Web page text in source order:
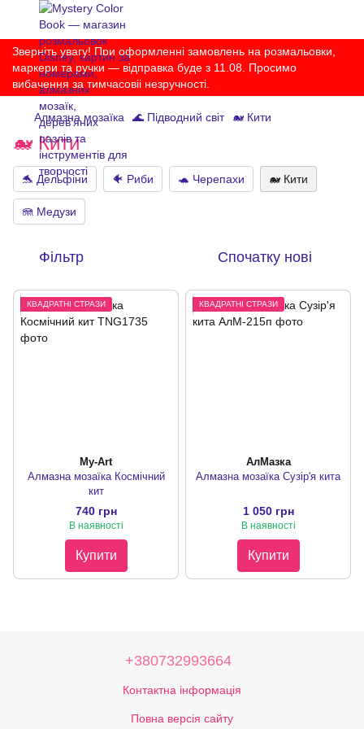
Зверніть увагу! При оформленні замовлень на розмальовки,
маркери та ручки — відправка буде з 11.08. Просимо
вибачення за тимчасовіі незручності.
Алмазна мозаїка 🌊 Підводний світ 🐋 Кити
🐋 Кити
🐬 Дельфіни 🐠 Риби 🐢 Черепахи 🐋 Кити
🪼 Медузи
Фільтр Спочатку нові
КВАДРАТНІ СТРАЗИ
My-Art
Алмазна мозаїка Космічний
кит
740 грн
В наявності
Купити
КВАДРАТНІ СТРАЗИ
АлМазка
Алмазна мозаїка Сузір'я кита
1 050 грн
В наявності
Купити
+380732993664
Контактна інформація
Повна версія сайту